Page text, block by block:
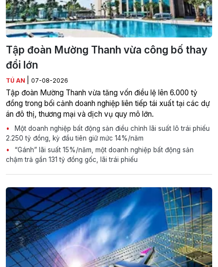
Tập đoàn Mường Thanh vừa công bố thay
đổi lớn
TÚ AN 07-08-2026
Tập đoàn Mường Thanh vừa tăng vốn điều lệ lên 6.000 tỷ
đồng trong bối cảnh doanh nghiệp liên tiếp tái xuất tại các dự
án đô thị, thương mại và dịch vụ quy mô lớn.
Một doanh nghiệp bất động sản điều chỉnh lãi suất lô trái phiếu
2.250 tỷ đồng, kỳ đầu tiên giữ mức 14%/năm
“Gánh” lãi suất 15%/năm, một doanh nghiệp bất động sản
chậm trả gần 131 tỷ đồng gốc, lãi trái phiếu